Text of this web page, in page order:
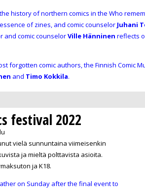
history of northern comics in the Who
of zines, and comic counselor Juhani
and comic counselorVille Hänninen reflects
forgotten comic authors, the Finnish Comic
and Timo Kokkila.
festival 2022
vielä sunnuntaina viimeisenkin
ja mieltä polttavista asioita.
ja K18.
on Sunday after the final event to